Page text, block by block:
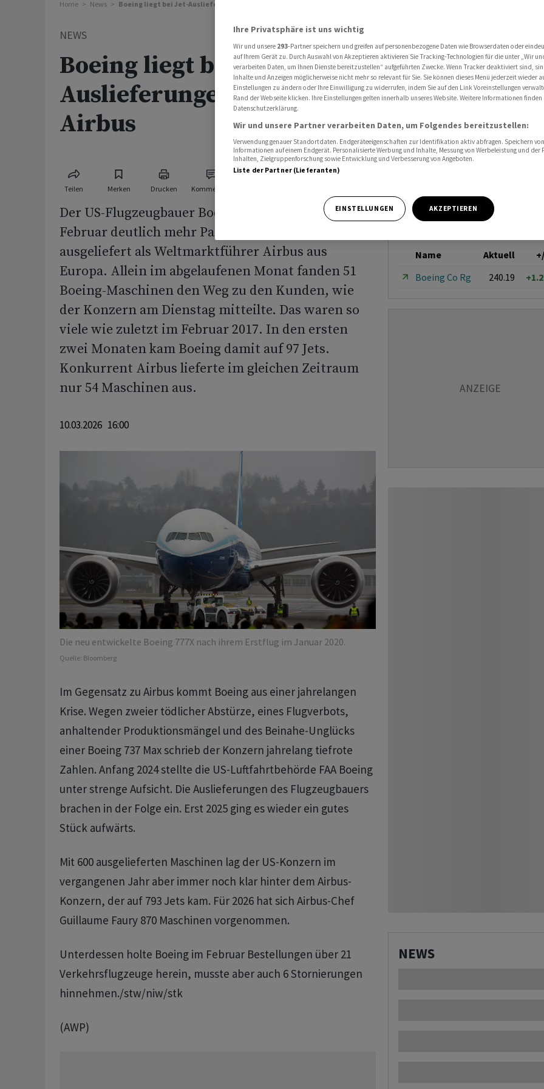
Home News Boeing liegt bei Jet-Auslieferungen deutlich vor Airbus
NEWS
Boeing liegt bei Jet-
Auslieferungen deutlich vor
Airbus
Teilen Merken Drucken Kommentare
Der US-Flugzeugbauer Boeing hat im Januar und
Februar deutlich mehr Passagier- und Frachtjets
ausgeliefert als Weltmarktführer Airbus aus
Europa. Allein im abgelaufenen Monat fanden 51
Boeing-Maschinen den Weg zu den Kunden, wie
der Konzern am Dienstag mitteilte. Das waren so
viele wie zuletzt im Februar 2017. In den ersten
zwei Monaten kam Boeing damit auf 97 Jets.
Konkurrent Airbus lieferte im gleichen Zeitraum
nur 54 Maschinen aus.
10.03.2026 16:00
Die neu entwickelte Boeing 777X nach ihrem Erstflug im Januar 2020.
Quelle: Bloomberg
Im Gegensatz zu Airbus kommt Boeing aus einer jahrelangen
Krise. Wegen zweier tödlicher Abstürze, eines Flugverbots,
anhaltender Produktionsmängel und des Beinahe-Unglücks
einer Boeing 737 Max schrieb der Konzern jahrelang tiefrote
Zahlen. Anfang 2024 stellte die US-Luftfahrtbehörde FAA Boeing
unter strenge Aufsicht. Die Auslieferungen des Flugzeugbauers
brachen in der Folge ein. Erst 2025 ging es wieder ein gutes
Stück aufwärts.
Mit 600 ausgelieferten Maschinen lag der US-Konzern im
vergangenen Jahr aber immer noch klar hinter dem Airbus-
Konzern, der auf 793 Jets kam. Für 2026 hat sich Airbus-Chef
Guillaume Faury 870 Maschinen vorgenommen.
Unterdessen holte Boeing im Februar Bestellungen über 21
Verkehrsflugzeuge herein, musste aber auch 6 Stornierungen
hinnehmen./stw/niw/stk
(AWP)
Name Aktuell
Boeing Co Rg
240.19
NEWS
Ihre Privatsphäre ist uns wichtig
Wir und unsere 293-Partner speichern und greifen auf personenbezogene Daten wie Browserdaten oder
auf Ihrem Gerät zu. Durch Auswahl von Akzeptieren aktivieren Sie Tracking-Technologien für die unter „Wir
verarbeiten Daten, um Ihnen Dienste bereitzustellen“ aufgeführten Zwecke. Wenn Tracker deaktiviert sind,
Inhalte und Anzeigen möglicherweise nicht mehr so relevant für Sie. Sie können dieses Menü jederzeit wieder
Einstellungen zu ändern oder Ihre Einwilligung zu widerrufen, indem Sie auf den Link Voreinstellungen
Rand der Webseite klicken. Ihre Einstellungen gelten innerhalb unseres Website. Weitere Informationen finden
Datenschutzerklärung.
Wir und unsere Partner verarbeiten Daten, um Folgendes bereitzustellen:
Verwendung genauer Standortdaten. Endgeräteeigenschaften zur Identifikation aktiv abfragen. Speichern
Informationen auf einem Endgerät. Personalisierte Werbung und Inhalte, Messung von Werbeleistung und der
Inhalten, Zielgruppenforschung sowie Entwicklung und Verbesserung von Angeboten.
Liste der Partner (Lieferanten)
EINSTELLUNGEN AKZEPTIEREN